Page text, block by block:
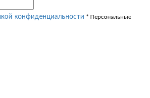
конфиденциальности * Персональные